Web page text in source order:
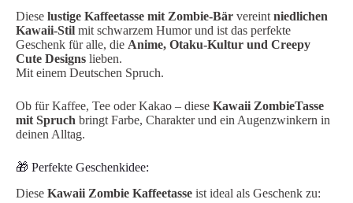
Diese lustige Kaffeetasse mit Zombie-Bär vereint niedlichen
Kawaii-Stil mit schwarzem Humor und ist das perfekte
Geschenk für alle, die Anime, Otaku-Kultur und Creepy
Cute Designs lieben.
Mit einem Deutschen Spruch.
Ob für Kaffee, Tee oder Kakao – diese Kawaii ZombieTasse
mit Spruch bringt Farbe, Charakter und ein Augenzwinkern in
deinen Alltag.
🎁 Perfekte Geschenkidee:
Diese Kawaii Zombie Kaffeetasse ist ideal als Geschenk zu: